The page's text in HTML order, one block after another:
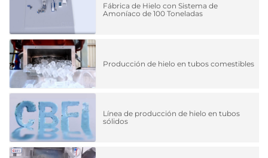
Fábrica de Hielo con Sistema de
Amoníaco de 100 Toneladas
Producción de hielo en tubos comestibles
Línea de producción de hielo en tubos
sólidos